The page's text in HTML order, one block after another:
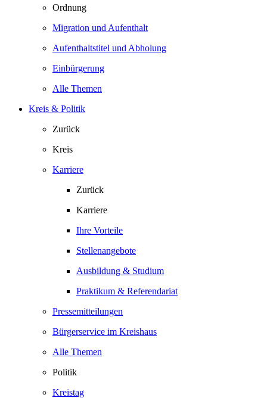
Ordnung
Migration und Aufenthalt
Aufenthaltstitel und Abholung
Einbürgerung
Alle Themen
Kreis & Politik
Zurück
Kreis
Karriere
Zurück
Karriere
Ihre Vorteile
Stellenangebote
Ausbildung & Studium
Praktikum & Referendariat
Pressemitteilungen
Bürgerservice im Kreishaus
Alle Themen
Politik
Kreistag